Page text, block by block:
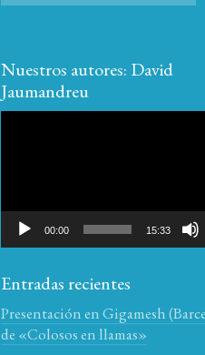
Nuestros autores: David
Jaumandreu
00:00 15:33
Entradas recientes
Presentación en Gigamesh
de «Colosos en llamas»